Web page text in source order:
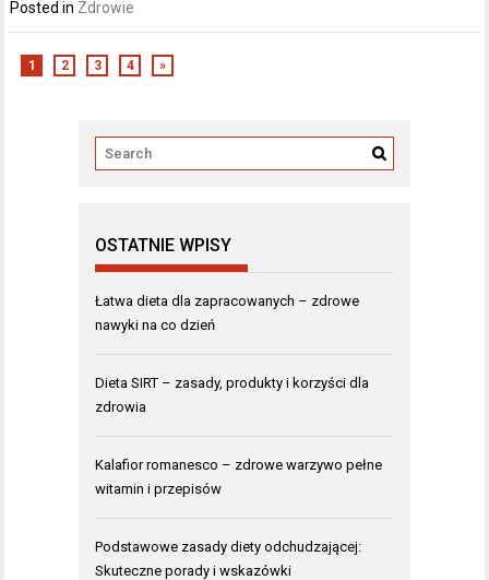
Posted in Zdrowie
1 2 3 4 »
OSTATNIE WPISY
Łatwa dieta dla zapracowanych – zdrowe
nawyki na co dzień
Dieta SIRT – zasady, produkty i korzyści dla
zdrowia
Kalafior romanesco – zdrowe warzywo pełne
witamin i przepisów
Podstawowe zasady diety odchudzającej:
Skuteczne porady i wskazówki